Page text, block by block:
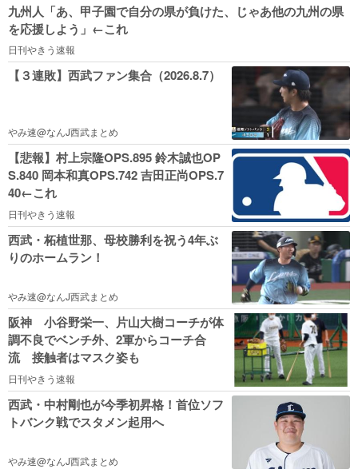
九州人「あ、甲子園で自分の県が負けた、じゃあ他の九州の県
を応援しよう」←これ
日刊やきう速報
【３連敗】西武ファン集合（2026.8.7）
やみ速@なんJ西武まとめ
【悲報】村上宗隆OPS.895 鈴木誠也OP
S.840 岡本和真OPS.742 吉田正尚OPS.7
40←これ
日刊やきう速報
西武・柘植世那、母校勝利を祝う4年ぶ
りのホームラン！
やみ速@なんJ西武まとめ
阪神 小谷野栄一、片山大樹コーチが体
調不良でベンチ外、2軍からコーチ合
流 接触者はマスク姿も
日刊やきう速報
西武・中村剛也が今季初昇格！首位ソフ
トバンク戦でスタメン起用へ
やみ速@なんJ西武まとめ